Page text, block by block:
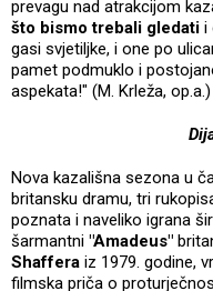
prevagu nad atrakcijom
što bismo trebali gledati i
gasi svjetiljke, i one po
pamet podmuklo i
aspekata!" (M. Krleža, op.a.)
Nova kazališna sezona u
britansku dramu, tri
poznata i naveliko igrana
šarmantni "Amadeus"
Shaffera iz 1979. godine,
filmska priča o